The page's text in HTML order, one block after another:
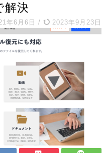
解決
年6月6日 / 2023年9月23日